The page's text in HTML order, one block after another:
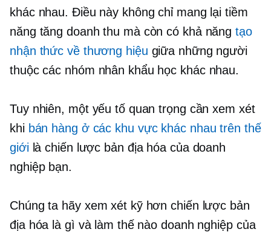
khác nhau. Điều này không chỉ mang lại tiềm
năng tăng doanh thu mà còn có khả năngtạo
nhận thức về thương hiệu giữa những người
thuộc các nhóm nhân khẩu học khác nhau.
Tuy nhiên, một yếu tố quan trọng cần xem xét
khi bán hàng ở các khu vực khác nhau trên thế
giớilà chiến lược bản địa hóa của doanh
nghiệp bạn.
Chúng ta hãy xem xét kỹ hơn chiến lược bản
địa hóa là gì và làm thế nào doanh nghiệp của